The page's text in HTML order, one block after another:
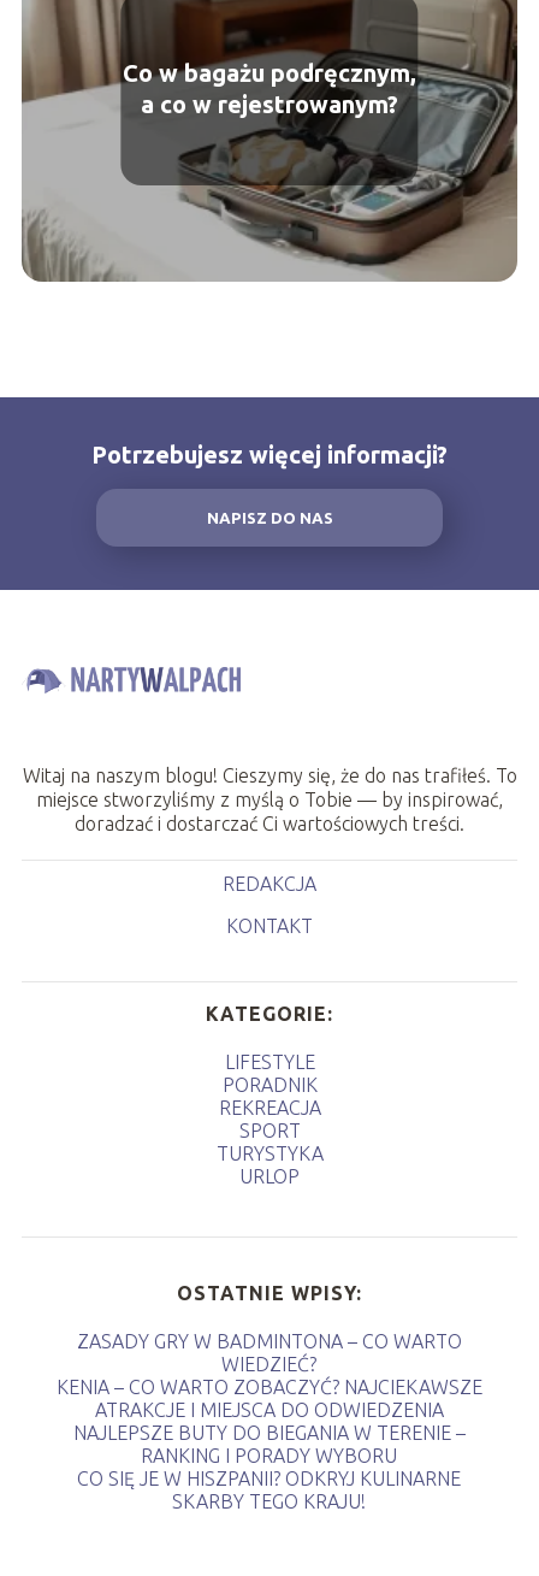
Co w bagażu podręcznym,
a co w rejestrowanym?
Potrzebujesz więcej informacji?
NAPISZ DO NAS
Witaj na naszym blogu! Cieszymy się, że do nas trafiłeś. To
miejsce stworzyliśmy z myślą o Tobie — by inspirować,
doradzać i dostarczać Ci wartościowych treści.
REDAKCJA
KONTAKT
KATEGORIE:
LIFESTYLE
PORADNIK
REKREACJA
SPORT
TURYSTYKA
URLOP
OSTATNIE WPISY:
ZASADY GRY W BADMINTONA – CO WARTO
WIEDZIEĆ?
KENIA – CO WARTO ZOBACZYĆ? NAJCIEKAWSZE
ATRAKCJE I MIEJSCA DO ODWIEDZENIA
NAJLEPSZE BUTY DO BIEGANIA W TERENIE –
RANKING I PORADY WYBORU
CO SIĘ JE W HISZPANII? ODKRYJ KULINARNE
SKARBY TEGO KRAJU!